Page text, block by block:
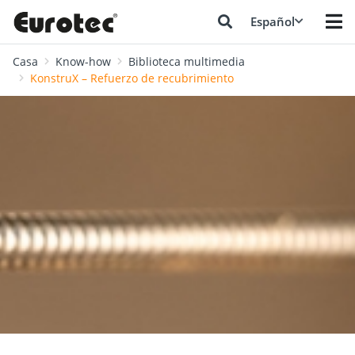
Español
Casa Know-how
Biblioteca multimedia
KonstruX – Refuerzo de recubrimiento